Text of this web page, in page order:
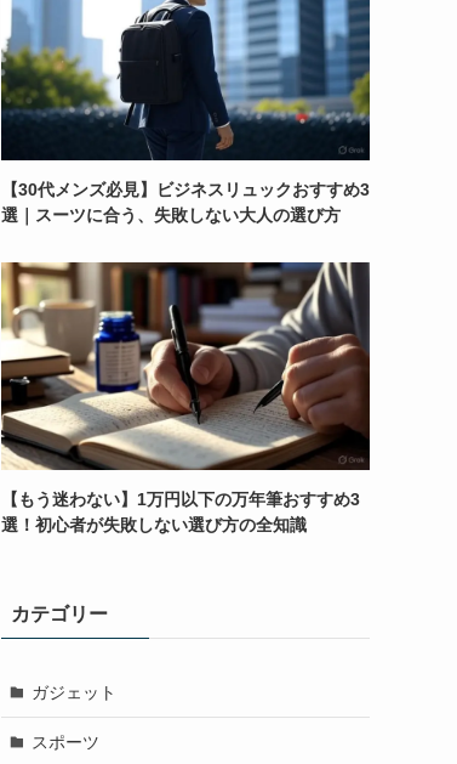
【30代メンズ必見】ビジネスリュックおすすめ3
選｜スーツに合う、失敗しない大人の選び方
【もう迷わない】1万円以下の万年筆おすすめ3
選！初心者が失敗しない選び方の全知識
カテゴリー
ガジェット
スポーツ